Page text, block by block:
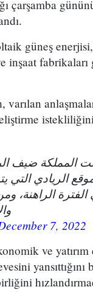
çarşamba
güneş
fabrikaları
المملكة ضيف
الريادي التي
الفترة الراهنة،
7, 2022
ve